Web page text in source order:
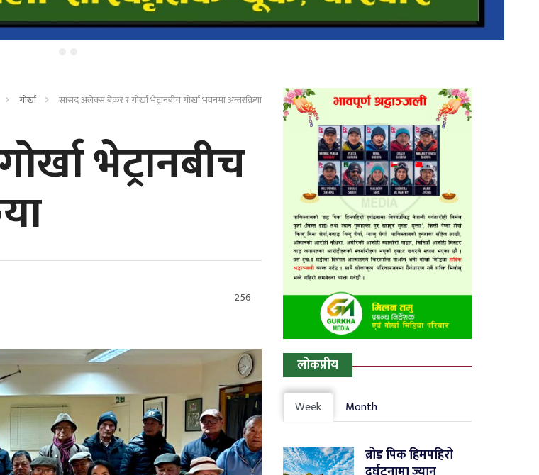
गोर्खा सांसद अलेक्स बेकर र गोर्खा भेट्रानबीच गोर्खा भवनमा अन्तरक्रिया
भेट्रानबीच
256
लोकप्रीय
Week Month
ब्रोड पिक हिमपहिरो